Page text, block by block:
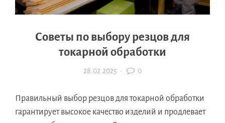
Советы по выбору резцов для
токарной обработки
28.02.2025 · 0
Правильный выбор резцов для токарной обработки
гарантирует высокое качество изделий и продлевает